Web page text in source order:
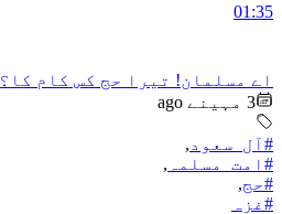
01:35
اے مسلمان! تیرا حج کس کام کا؟
3 مہینے ago
#آل_سعود ,
#امت_مسلمہ ,
#حج,
#غزہ